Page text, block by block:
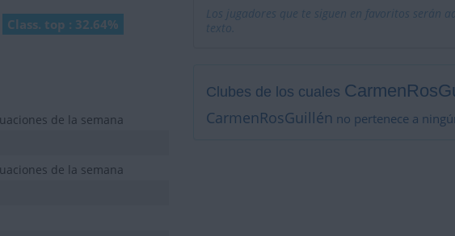
Class. top : 32.64%
de la semana
de la semana
Los jugadores que te siguen en favoritos serán
texto.
Clubes de los cuales
CarmenRosGuillén no pertenece a